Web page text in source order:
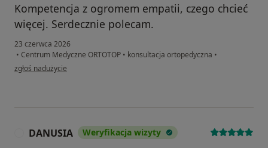
Kompetencja z ogromem empatii, czego chcieć
więcej. Serdecznie polecam.
23 czerwca 2026
• Centrum Medyczne ORTOTOP • konsultacja ortopedyczna •
w opinii użytkownika AB
zgłoś nadużycie
DANUSIA Weryfikacja wizyty